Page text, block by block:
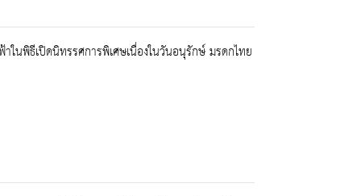
ในพิธีเปิดนิทรรศการพิเศษเนื่องในวันอนุรักษ์ มรดกไทย